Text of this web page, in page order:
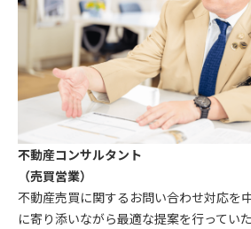
不動産コンサルタント
（売買営業）
不動産売買に関するお問い合わせ対応を
に寄り添いながら最適な提案を行っていた